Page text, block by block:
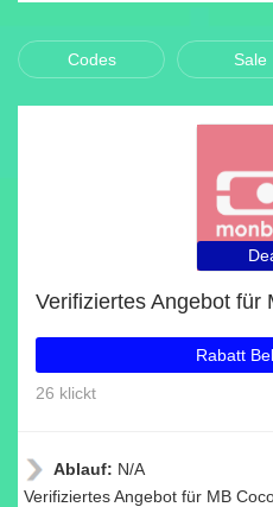
Codes Sale
Rabatt
26 klickt
Ablauf: N/A
Verifiziertes Angebot für MB